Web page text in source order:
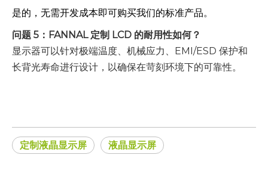
是的，无需开发成本即可购买我们的标准产品。
问题 5：FANNAL 定制 LCD 的耐用性如何？
显示器可以针对极端温度、机械应力、EMI/ESD 保护和
长背光寿命进行设计，以确保在苛刻环境下的可靠性。
定制液晶显示屏 液晶显示屏